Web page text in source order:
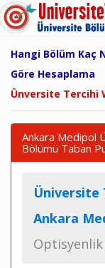
Hangi Bölüm Kaç
Göre Hesaplama
Ünversite Tercihi
Ankara Medipol
Bölümü Taban
Üniversite
Ankara